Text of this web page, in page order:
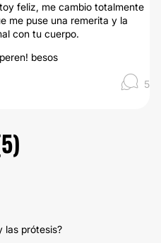
feliz, me cambio totalmente
me puse una remerita y la
con tu cuerpo.
besos
5
5)
las prótesis?